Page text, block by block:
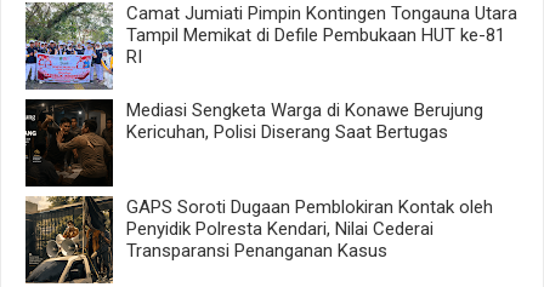
Camat Jumiati Pimpin Kontingen Tongauna Utara
Tampil Memikat di Defile Pembukaan HUT ke-81
RI
Mediasi Sengketa Warga di Konawe Berujung
Kericuhan, Polisi Diserang Saat Bertugas
GAPS Soroti Dugaan Pemblokiran Kontak oleh
Penyidik Polresta Kendari, Nilai Cederai
Transparansi Penanganan Kasus